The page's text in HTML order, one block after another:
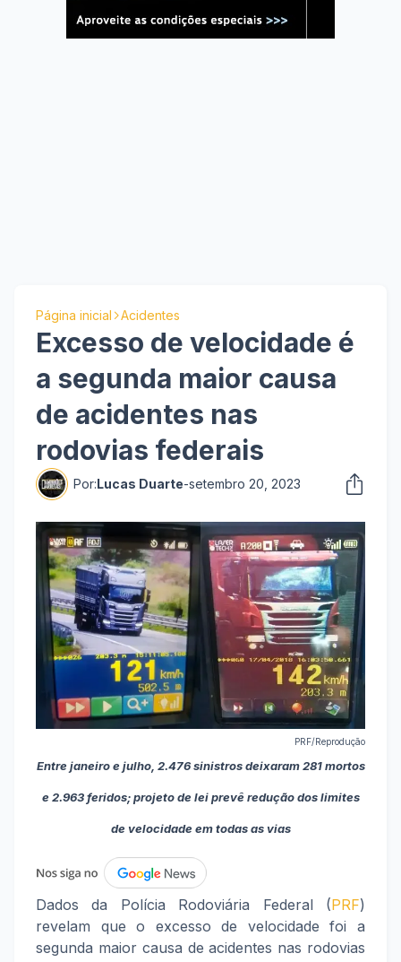
Página inicial Acidentes
Excesso de velocidade é
a segunda maior causa
de acidentes nas
rodovias federais
Por:Lucas Duarte-setembro 20, 2023
PRF/Reprodução
Entre janeiro e julho, 2.476 sinistros deixaram 281 mortos
e 2.963 feridos; projeto de lei prevê redução dos limites
de velocidade em todas as vias
Dados da Polícia Rodoviária Federal (PRF)
revelam que o excesso de velocidade foi a
segunda maior causa de acidentes nas rodovias